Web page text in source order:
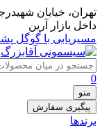
تهران، خيابان
داخل بازار آرین
مسیریابی با گوگل
0
منو
پیگیری سفارش
برندها